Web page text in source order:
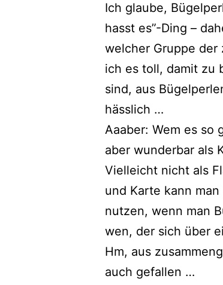
Ich glaube,
hasst es”-Ding –
welcher Gruppe
ich es toll, damit zu
sind, aus
hässlich …
Aaaber: Wem es so
aber wunderbar als
Vielleicht nicht als
und Karte kann
nutzen, wenn man
wen, der sich über
Hm, aus
auch gefallen …